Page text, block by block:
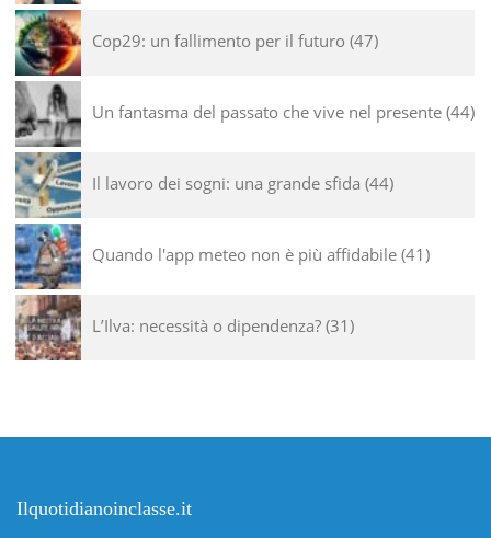
Cop29: un fallimento per il futuro 47
Un fantasma del passato che vive nel presente 44
Il lavoro dei sogni: una grande sfida 44
Quando l'app meteo non è più affidabile 41
L’Ilva: necessità o dipendenza? 31
Ilquotidianoinclasse.it